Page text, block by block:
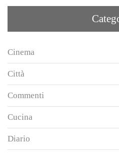
Cinema
Città
Commenti
Cucina
Diario